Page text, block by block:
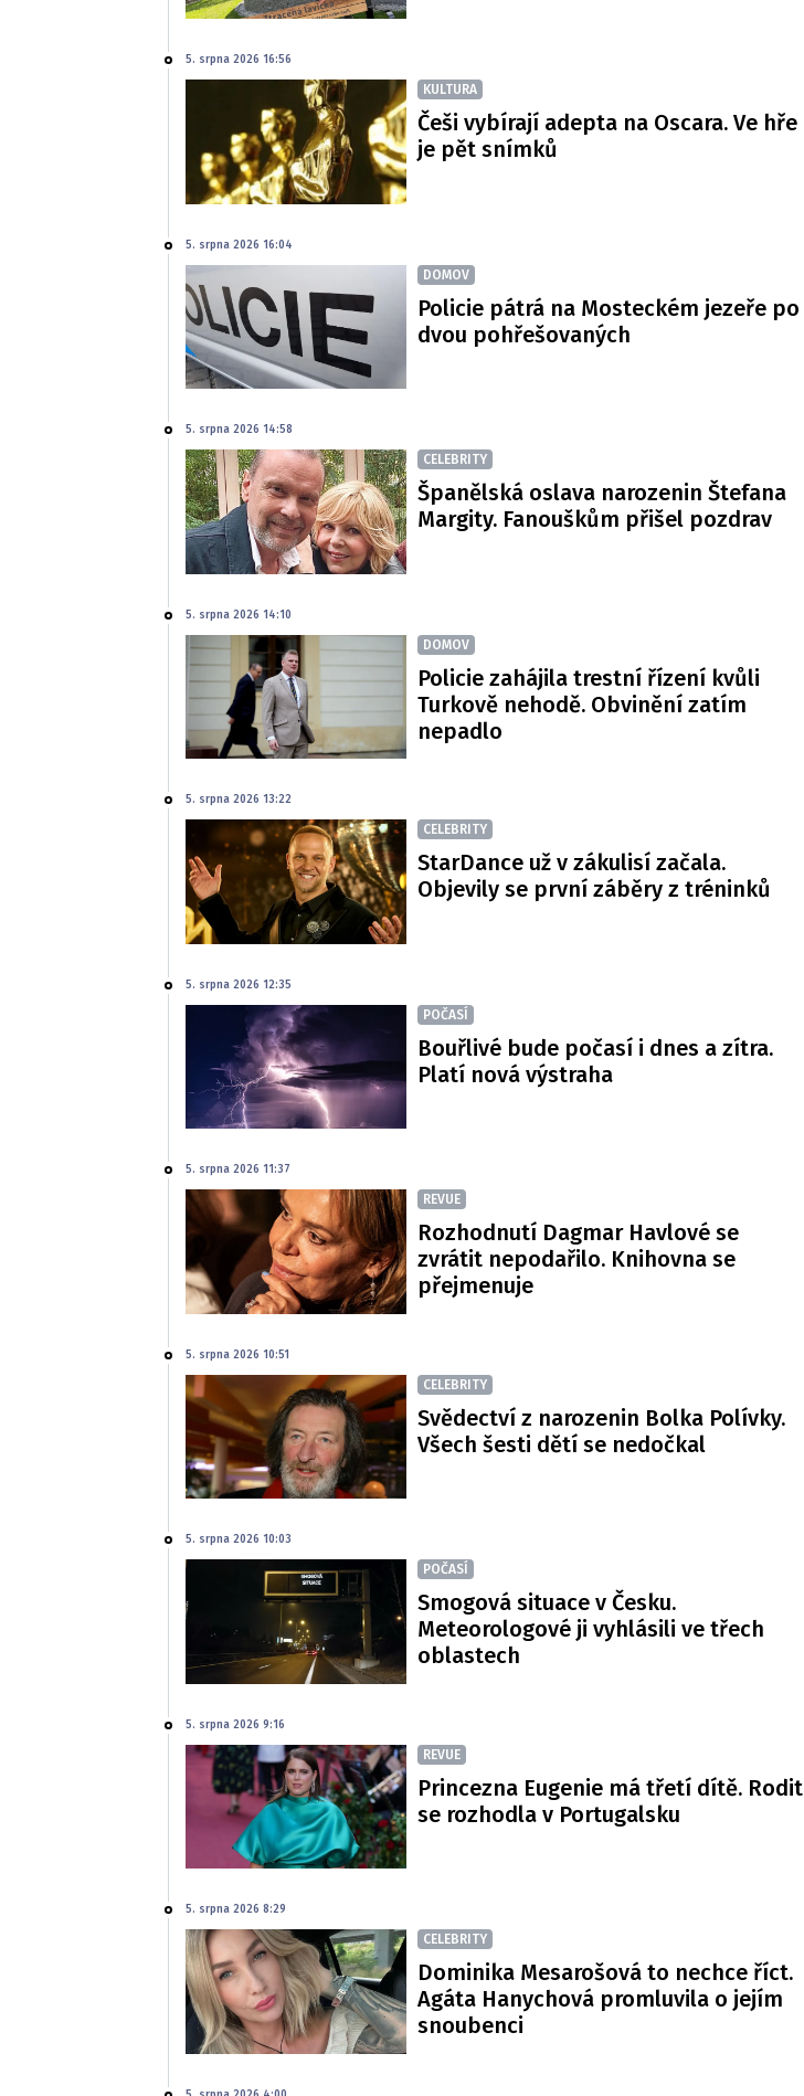
5. srpna 2026 16:56
KULTURA
Češi vybírají adepta na Oscara. Ve hře
je pět snímků
5. srpna 2026 16:04
DOMOV
Policie pátrá na Mosteckém jezeře po
dvou pohřešovaných
5. srpna 2026 14:58
CELEBRITY
Španělská oslava narozenin Štefana
Margity. Fanouškům přišel pozdrav
5. srpna 2026 14:10
DOMOV
Policie zahájila trestní řízení kvůli
Turkově nehodě. Obvinění zatím
nepadlo
5. srpna 2026 13:22
CELEBRITY
StarDance už v zákulisí začala.
Objevily se první záběry z tréninků
5. srpna 2026 12:35
POČASÍ
Bouřlivé bude počasí i dnes a zítra.
Platí nová výstraha
5. srpna 2026 11:37
REVUE
Rozhodnutí Dagmar Havlové se
zvrátit nepodařilo. Knihovna se
přejmenuje
5. srpna 2026 10:51
CELEBRITY
Svědectví z narozenin Bolka Polívky.
Všech šesti dětí se nedočkal
5. srpna 2026 10:03
POČASÍ
Smogová situace v Česku.
Meteorologové ji vyhlásili ve třech
oblastech
5. srpna 2026 9:16
REVUE
Princezna Eugenie má třetí dítě. Rodit
se rozhodla v Portugalsku
5. srpna 2026 8:29
CELEBRITY
Dominika Mesarošová to nechce říct.
Agáta Hanychová promluvila o jejím
snoubenci